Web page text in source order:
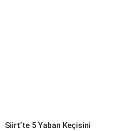
Siirt’te 5 Yaban Keçisini